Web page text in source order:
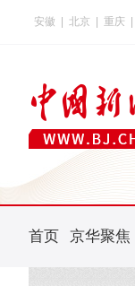
安徽 北京 重庆
首页 京华聚焦